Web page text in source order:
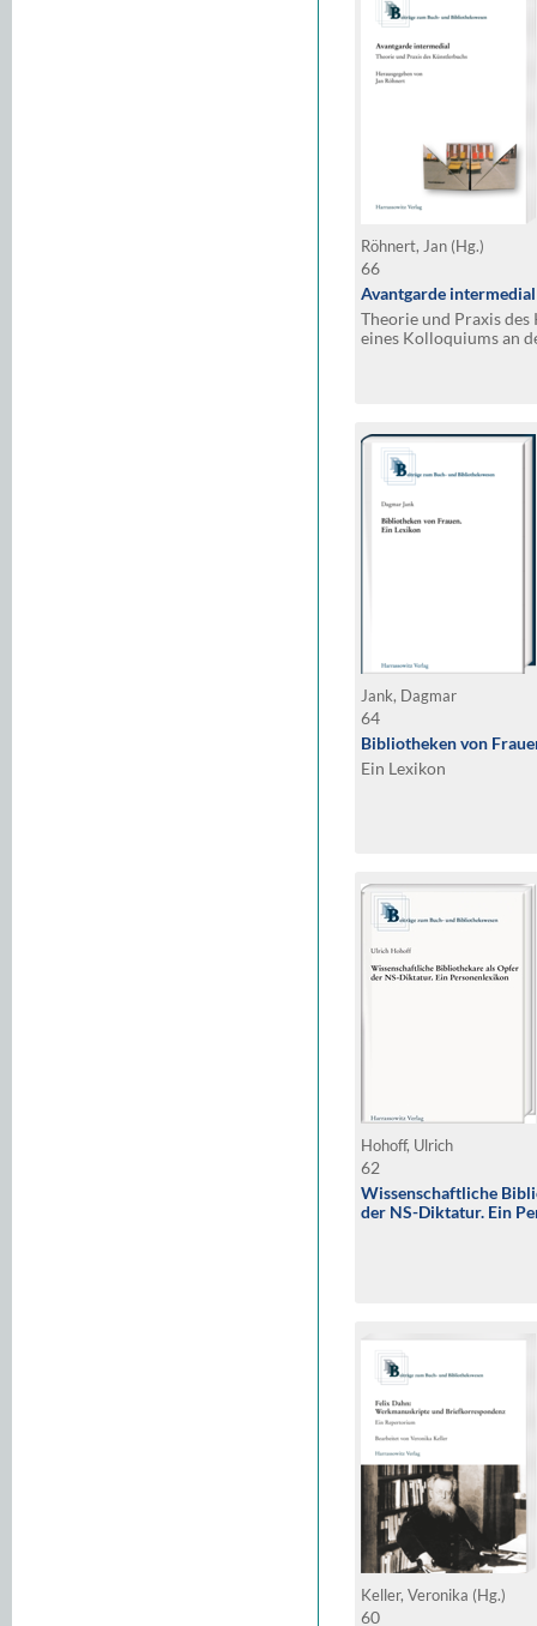
Röhnert, Jan (Hg.)
66
Avantgarde intermedial
Theorie und Praxis
eines Kolloquiums an
Jank, Dagmar
64
Bibliotheken von
Ein Lexikon
Hohoff, Ulrich
62
Wissenschaftliche
der NS-Diktatur. Ein
Keller, Veronika (Hg.)
60